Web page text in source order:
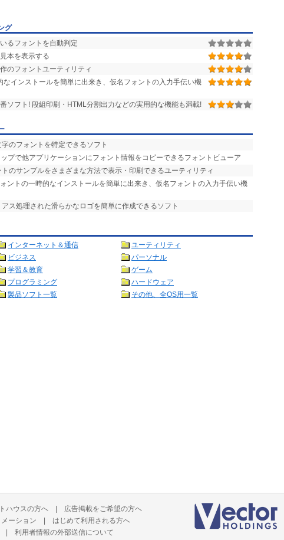
グ
るフォントを自動判定
本を表示する
のフォントユーティリティ
なインストールを簡単に出来き、仮名フォントの入力手伝い機
ソフト! 段組印刷・HTML分割出力などの実用的な機能も満載!
のフォントを特定できるソフト
プで他アプリケーションにフォント情報をコピーできるフォントビューア
トのサンプルをさまざまな方法で表示・印刷できるユーティリティ
ントの一時的なインストールを簡単に出来き、仮名フォントの入力手伝い機
ス処理された滑らかなロゴを簡単に作成できるソフト
インターネット＆通信
ユーティリティ
ビジネス
パーソナル
学習＆教育
ゲーム
プログラミング
ハードウェア
製品ソフト一覧 その他、全OS用一覧
ハウスの方へ | 広告掲載をご希望の方へ
ーション | はじめて利用される方へ
| 利用者情報の外部送信について